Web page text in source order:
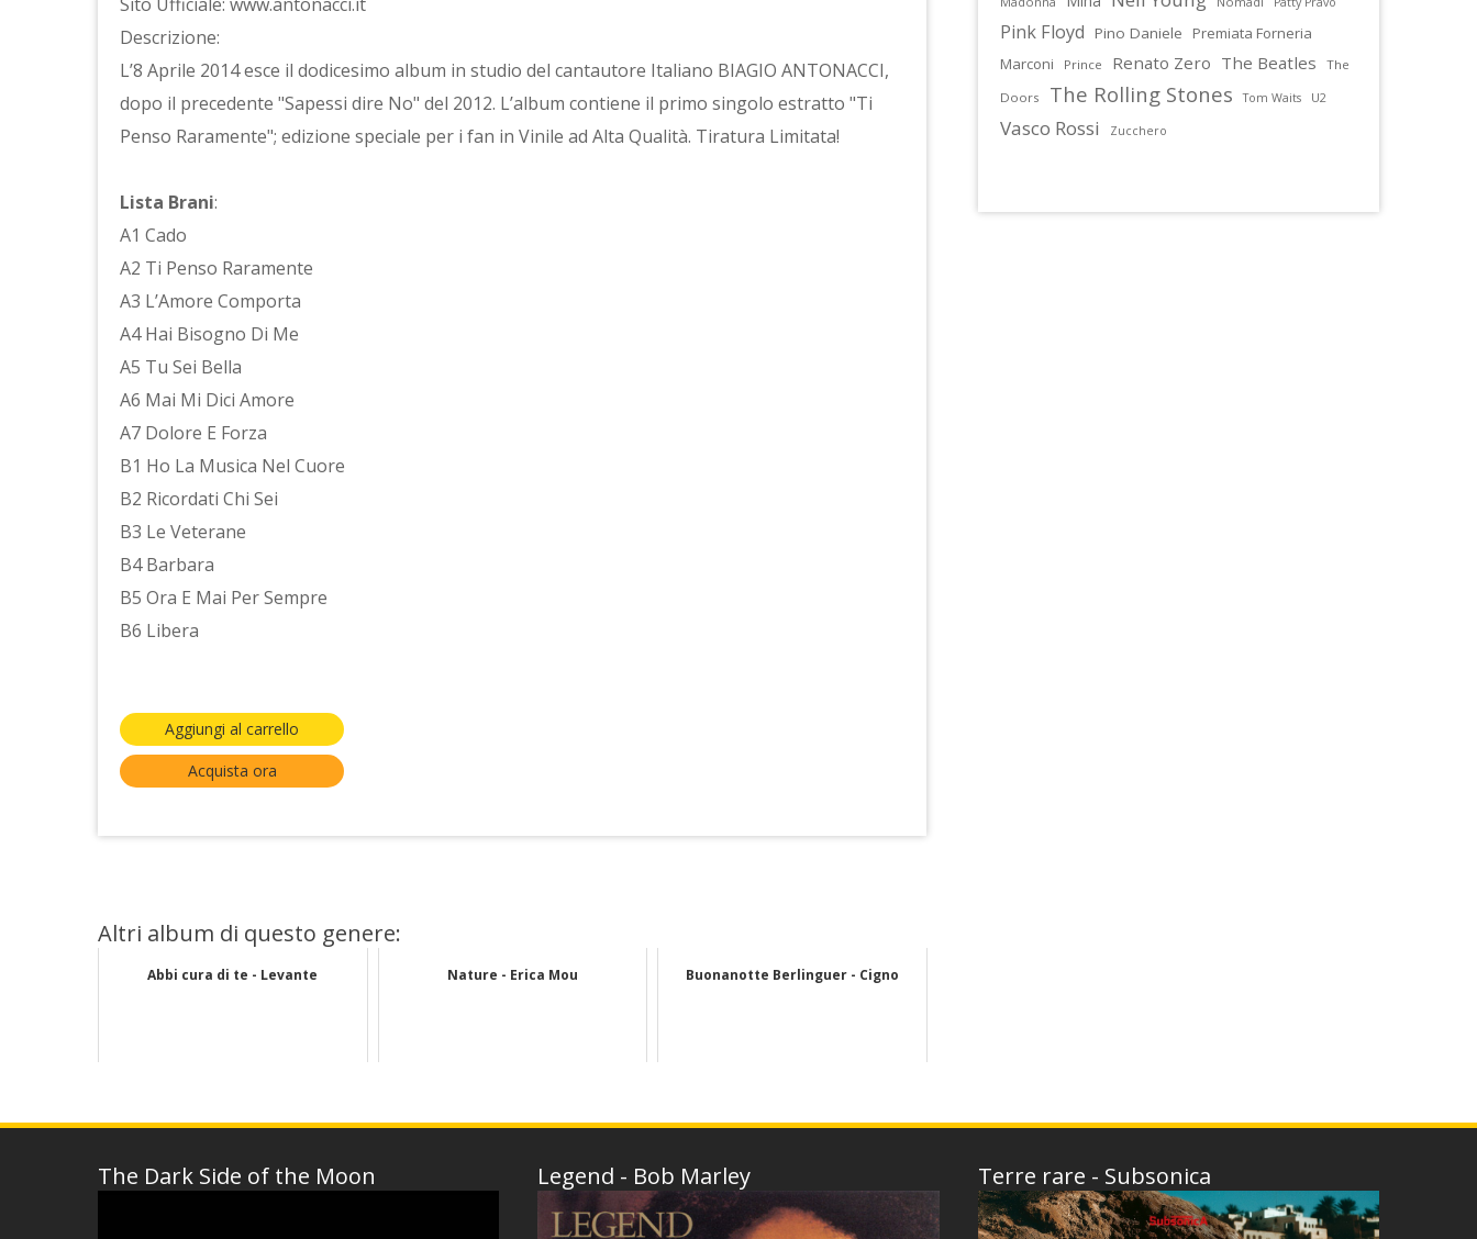
Descrizione:
L’8 Aprile 2014 esce il dodicesimo album in studio del cantautore Italiano BIAGIO ANTONACCI,
dopo il precedente "Sapessi dire No" del 2012. L’album contiene il primo singolo estratto "Ti
Penso Raramente"; edizione speciale per i fan in Vinile ad Alta Qualità. Tiratura Limitata!
Lista Brani:
A1 Cado
A2 Ti Penso Raramente
A3 L’Amore Comporta
A4 Hai Bisogno Di Me
A5 Tu Sei Bella
A6 Mai Mi Dici Amore
A7 Dolore E Forza
B1 Ho La Musica Nel Cuore
B2 Ricordati Chi Sei
B3 Le Veterane
B4 Barbara
B5 Ora E Mai Per Sempre
B6 Libera
Aggiungi al carrello
Acquista ora
Altri album di questo genere:
Abbi cura di te - Levante Nature - Erica Mou Buonanotte Berlinguer - Cigno
Pink Floyd Pino Daniele
Premiata Forneria
Marconi
Prince Renato Zero The Beatles
The
Doors
The Rolling Stones Tom Waits U2
Vasco Rossi Zucchero
The Dark Side of the Moon Legend - Bob Marley Terre rare - Subsonica